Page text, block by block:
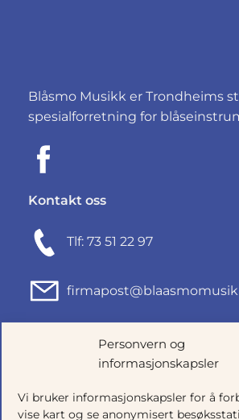
Personvern og
informasjonskapsler
Vi bruker informasjonskapsler for å
vise kart og se anonymisert
Blåsmo Musikk er Trondheims
spesialforretning for
Kontakt oss
Tlf: 73 51 22 97
Fjordgata 46, 7010